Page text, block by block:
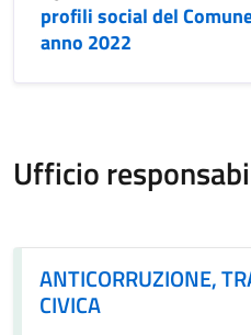
profili social del
anno 2022
Ufficio
ANTICORRUZIONE,
CIVICA